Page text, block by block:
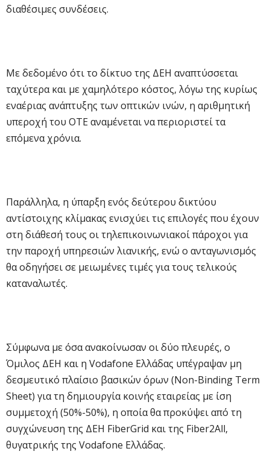
διαθέσιμες συνδέσεις.
Με δεδομένο ότι το δίκτυο της ΔΕΗ αναπτύσσεται
ταχύτερα και με χαμηλότερο κόστος, λόγω της κυρίως
εναέριας ανάπτυξης των οπτικών ινών, η αριθμητική
υπεροχή του ΟΤΕ αναμένεται να περιοριστεί τα
επόμενα χρόνια.
Παράλληλα, η ύπαρξη ενός δεύτερου δικτύου
αντίστοιχης κλίμακας ενισχύει τις επιλογές που έχουν
στη διάθεσή τους οι τηλεπικοινωνιακοί πάροχοι για
την παροχή υπηρεσιών λιανικής, ενώ ο ανταγωνισμός
θα οδηγήσει σε μειωμένες τιμές για τους τελικούς
καταναλωτές.
Σύμφωνα με όσα ανακοίνωσαν οι δύο πλευρές, ο
Όμιλος ΔΕΗ και η Vodafone Ελλάδας υπέγραψαν μη
δεσμευτικό πλαίσιο βασικών όρων (Non-Binding Term
Sheet) για τη δημιουργία κοινής εταιρείας με ίση
συμμετοχή (50%-50%), η οποία θα προκύψει από τη
συγχώνευση της ΔΕΗ FiberGrid και της Fiber2All,
θυγατρικής της Vodafone Ελλάδας.